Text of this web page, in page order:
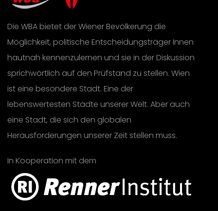
Die WBA bietet der Wiener Bevölkerung die
Möglichkeit, politische Entscheidungsträger Innen
hautnah kennenzulernen und sie in der Diskussion
sprichwörtlich auf den Prüfstand zu stellen. Wien
ist eine besondere Stadt. Eine der
lebenswertesten Städte unserer Welt. Aber auch
eine Stadt, die sich den globalen
Herausforderungen unserer Zeit stellen muss.
In Kooperation mit dem